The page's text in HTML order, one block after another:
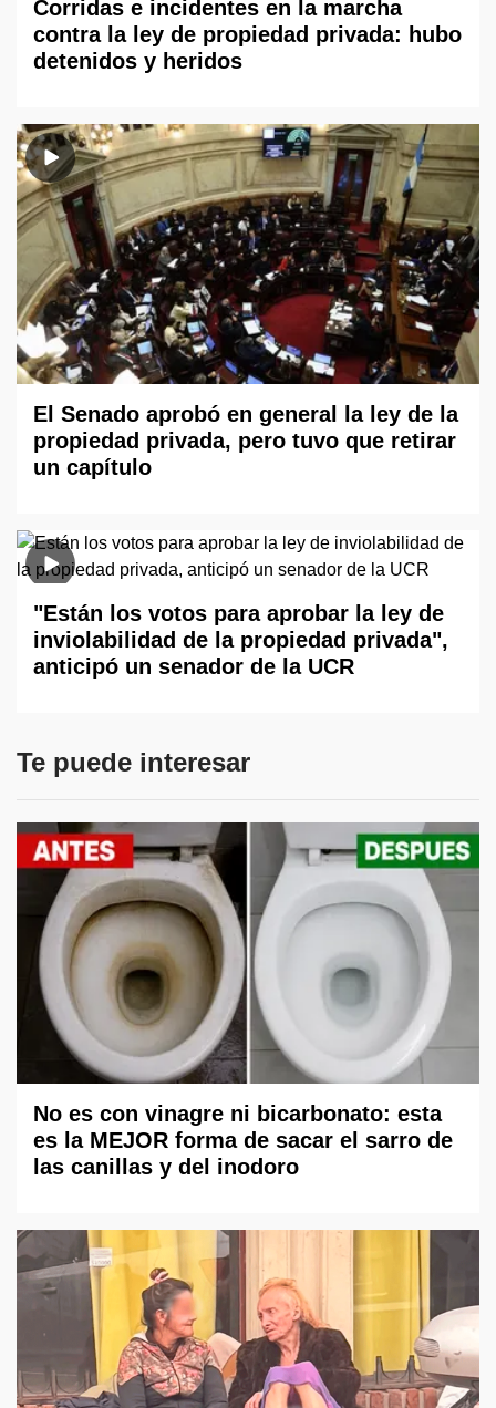
Corridas e incidentes en la marcha
contra la ley de propiedad privada: hubo
detenidos y heridos
El Senado aprobó en general la ley de la
propiedad privada, pero tuvo que retirar
un capítulo
"Están los votos para aprobar la ley de
inviolabilidad de la propiedad privada",
anticipó un senador de la UCR
Te puede interesar
No es con vinagre ni bicarbonato: esta
es la MEJOR forma de sacar el sarro de
las canillas y del inodoro